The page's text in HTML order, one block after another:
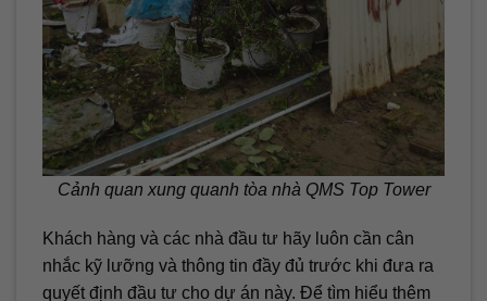
Cảnh quan xung quanh tòa nhà QMS Top Tower
Khách hàng và các nhà đầu tư hãy luôn cần cân
nhắc kỹ lưỡng và thông tin đầy đủ trước khi đưa ra
quyết định đầu tư cho dự án này. Để tìm hiểu thêm